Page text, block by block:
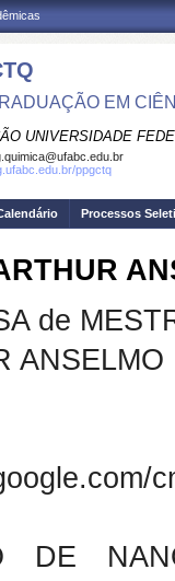
EM
UNIVERSIDADE
ppgctq
Processos
de
ANSELMO
DE